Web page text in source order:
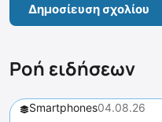
Ροή ειδήσεων
Smartphones04.08.26